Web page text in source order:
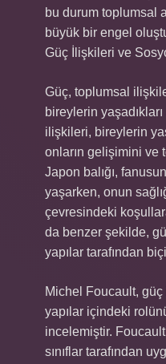
bu durum toplumsal
büyük bir engel
Güç İlişkileri ve
Güç, toplumsal
bireylerin
ilişkileri, bireylerin
onların gelişimini ve
Japon balığı,
yaşarken, onun
çevresindeki
da benzer şekilde,
yapılar tarafından
Michel Foucault,
yapılar içindeki
incelemiştir.
sınıflar tarafından